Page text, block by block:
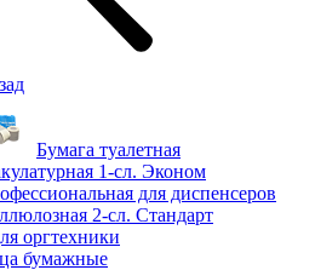
Бумага туалетная
1-сл. Эконом
для диспенсеров
2-сл. Стандарт
оргтехники
бумажные